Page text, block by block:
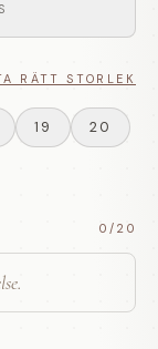
RÄTT STORLEK
19 20
0 /20